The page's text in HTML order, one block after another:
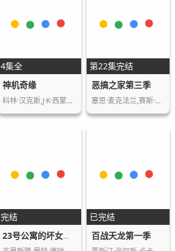
4集全
神机奇缘
科林·汉克斯,J·K·西蒙斯,凯瑟琳·欧哈拉…
第22集完结
恶搞之家第三季
塞思·麦克法兰,赛斯·格林
完结
23号公寓的坏女孩第二季
已完结
百战天龙第一季